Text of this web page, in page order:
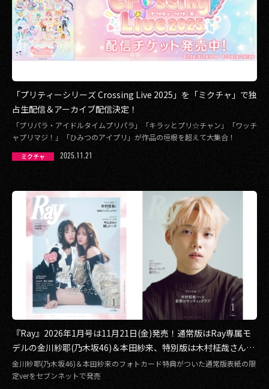
「プリティーシリーズ Crossing Live 2025」を「ミクチャ」で独
占生配信＆アーカイブ配信決定！
「プリパラ・アイドルタイムプリパラ」「キラッとプリ☆チャン」「ワッチ
ャプリマジ！」「ひみつのアイプリ」が作品の垣根を超えて大集合！
ミクチャ 2025.11.21
『Ray』2026年1月号は11月21日(金)発売！通常版はRay専属モ
デルの金川紗耶(乃木坂46)＆本田紗来、特別版は木村柾哉さん(I
NI)が『Ray』初ソロ表紙！
金川紗耶(乃木坂46)＆本田紗来のフォトカード特典がついた通常版表紙の限
定verをセブンネットで発売